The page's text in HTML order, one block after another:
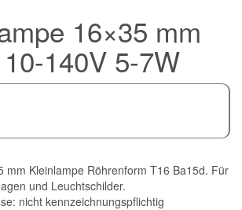
16×35 mm
140V 5-7W
mm Kleinlampe Röhrenform T16 Ba15d. Für
und Leuchtschilder.
nicht kennzeichnungspflichtig